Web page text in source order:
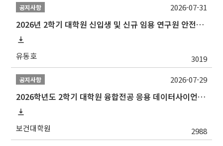
공지사항
2026년 2학기 대학원 신입생 및 신규 임용 연구원 안전환경교육(신규교육) 실시 안내
유동호 3019
2026-07-31
공지사항
2026학년도 2학기 대학원 융합전공 응용 데이터사이언스 선발 계획 알림
보건대학원 2988
2026-07-29